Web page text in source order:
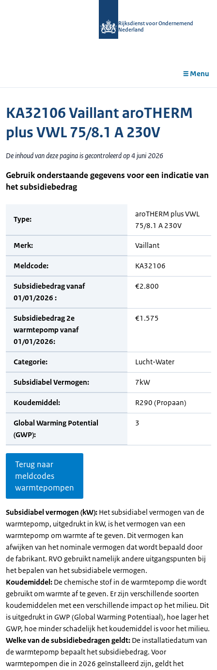
Rijksdienst voor Ondernemend
Nederland
Menu
KA32106 Vaillant aroTHERM
plus VWL 75/8.1 A 230V
De inhoud van deze pagina is gecontroleerd op 4 juni 2026
Gebruik onderstaande gegevens voor een indicatie van
het subsidiebedrag
Type:
aroTHERM plus VWL
75/8.1 A 230V
Merk: Vaillant
Meldcode: KA32106
Subsidiebedrag vanaf
01/01/2026 :
€2.800
Subsidiebedrag 2e
warmtepomp vanaf
01/01/2026:
€1.575
Categorie: Lucht-Water
Subsidiabel Vermogen: 7kW
Koudemiddel: R290 (Propaan)
Global Warming Potential
(GWP):
3
Terug naar
meldcodes
warmtepompen
Subsidiabel vermogen (kW): Het subsidiabel vermogen van de
warmtepomp, uitgedrukt in kW, is het vermogen van een
warmtepomp om warmte af te geven. Dit vermogen kan
afwijken van het nominale vermogen dat wordt bepaald door
de fabrikant. RVO gebruikt namelijk andere uitgangspunten bij
het bepalen van het subsidiabele vermogen.
Koudemiddel: De chemische stof in de warmtepomp die wordt
gebruikt om warmte af te geven. Er zijn verschillende soorten
koudemiddelen met een verschillende impact op het milieu. Dit
is uitgedrukt in GWP (Global Warming Potentiaal), hoe lager het
GWP, hoe minder schadelijk het koudemiddel is voor het milieu.
Welke van de subsidiebedragen geldt: De installatiedatum van
de warmtepomp bepaalt het subsidiebedrag. Voor
warmtepompen die in 2026 geïnstalleerd zijn, geldt het